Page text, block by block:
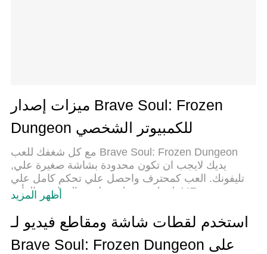
ميزات إصدار Brave Soul: Frozen
Dungeon للكمبيوتر الشخصي
مع كل شغفك للعب Brave Soul: Frozen Dungeon
,يديك لايجب ان تكون محدودة بشاشة صغيرة علي
تليفونك. العب كمحترف واحصل علي تحكم كامل علي
لعبتك عن طريق لوحة المفاتيح والفأره. MEmuيقدم جميع
الاشياء التي تتوقعها.حمل والعب Brave Soul: Frozen
Dungeon علي جهاز الحاسوب الخاص بك العب كماتريد
,لايوجد حدود علي البطارية والباقة ولا يوجد اتصالات
مزعجة النسخة الجديدة من MEmu7 هو افضل وسيلة
أظهر المزيد
استخدم لقطات شاشة ومقاطع فيديو لـ
Brave Soul: Frozen Dungeon على